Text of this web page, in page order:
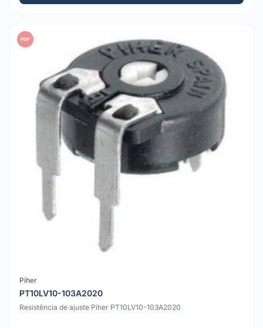
PDF
Piher
PT10LV10-103A2020
Resistência de ajuste Piher PT10LV10-103A2020